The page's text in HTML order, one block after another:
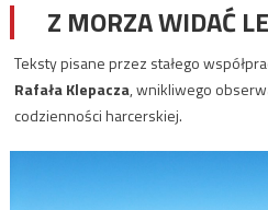
Z MORZA WIDAĆ
Teksty pisane przez stałego
Rafała Klepacza, wnikliwego
codzienności harcerskiej.